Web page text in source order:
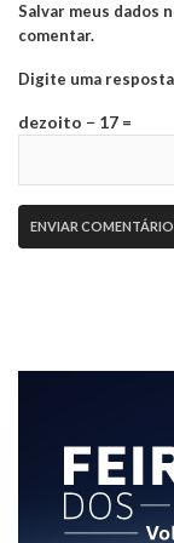
Salvar meus dados
comentar.
Digite uma
dezoito − 17 =